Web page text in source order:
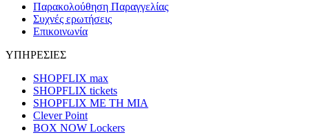
Παρακολούθηση Παραγγελίας
Συχνές ερωτήσεις
Επικοινωνία
ΥΠΗΡΕΣΙΕΣ
SHOPFLIX max
SHOPFLIX tickets
SHOPFLIX ΜΕ ΤΗ ΜΙΑ
Clever Point
BOX NOW Lockers